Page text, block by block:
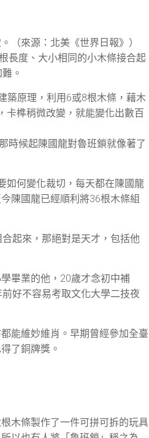
（來源：北美《世界日報》）
長度、大小相同的小木條接合起
。
築原理，利用6或8根木條，藉木
卡榫稍微改變，就能變化出數百
時候起陳國龍對魯班鎖就像著了
如何變化裁切，每天都在陳國龍
陳國龍已經順利將36根木條組
起來，那絕對是天才，包括他
畢業的他，20歲才念初中補
好不容易考取文化大學二技夜
能維妙維肖。早期曾經參加全臺
了銅牌獎。
木條製作了一件可拼可拆的玩具